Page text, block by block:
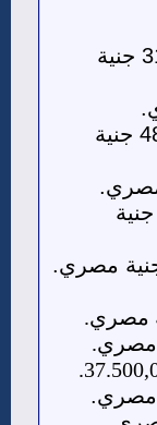
السعر قبل التخفيض 37.125,00، السعر بعد التخفيض 31.500,00 جنية
تكييف ميديا ميشن انفرتر 2.25 حصان بارد-ساخن: السعر قبل التخفيض 52.855,00، السعر بعد التخفيض 48.500,00 جنية
السعر قبل التخفيض 57.655,00، السعر بعد التخفيض 52.900,00 جنية